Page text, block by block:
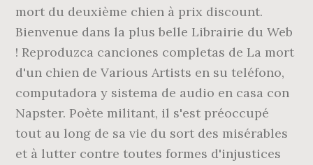
mort du deuxième chien à prix discount.
Bienvenue dans la plus belle Librairie du Web
! Reproduzca canciones completas de La mort
d'un chien de Various Artists en su teléfono,
computadora y sistema de audio en casa con
Napster. Poète militant, il s'est préoccupé
tout au long de sa vie du sort des misérables
et à lutter contre toutes formes d'injustices